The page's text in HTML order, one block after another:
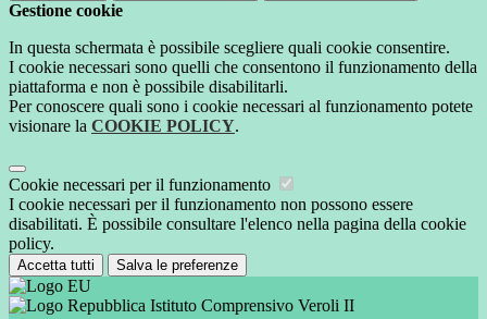
Gestione cookie
In questa schermata è possibile scegliere quali cookie consentire.
I cookie necessari sono quelli che consentono il funzionamento della
piattaforma e non è possibile disabilitarli.
Per conoscere quali sono i cookie necessari al funzionamento potete
visionare la COOKIE POLICY.
Cookie necessari per il funzionamento
I cookie necessari per il funzionamento non possono essere
disabilitati. È possibile consultare l'elenco nella pagina della cookie
policy.
Accetta tutti Salva le preferenze
Istituto Comprensivo Veroli II